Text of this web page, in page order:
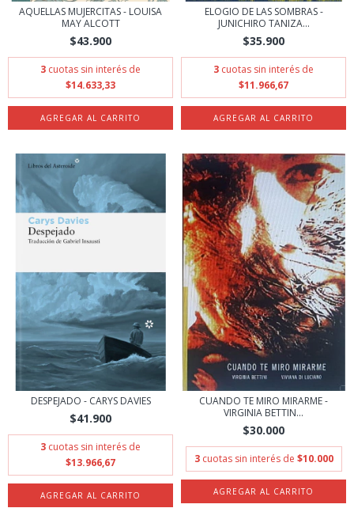
AQUELLAS MUJERCITAS - LOUISA
MAY ALCOTT
$43.900
3 cuotas sin interés de
$14.633,33
ELOGIO DE LAS SOMBRAS -
JUNICHIRO TANIZA...
$35.900
3 cuotas sin interés de
$11.966,67
DESPEJADO - CARYS DAVIES
$41.900
3 cuotas sin interés de
$13.966,67
CUANDO TE MIRO MIRARME -
VIRGINIA BETTIN...
$30.000
3 cuotas sin interés de $10.000